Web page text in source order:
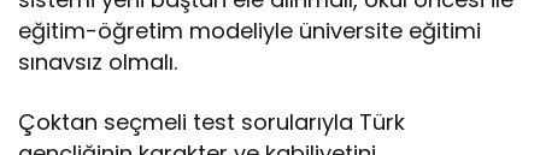
eğitim-öğretim modeliyle üniversite eğitimi
sınavsız olmalı.
Çoktan seçmeli test sorularıyla Türk